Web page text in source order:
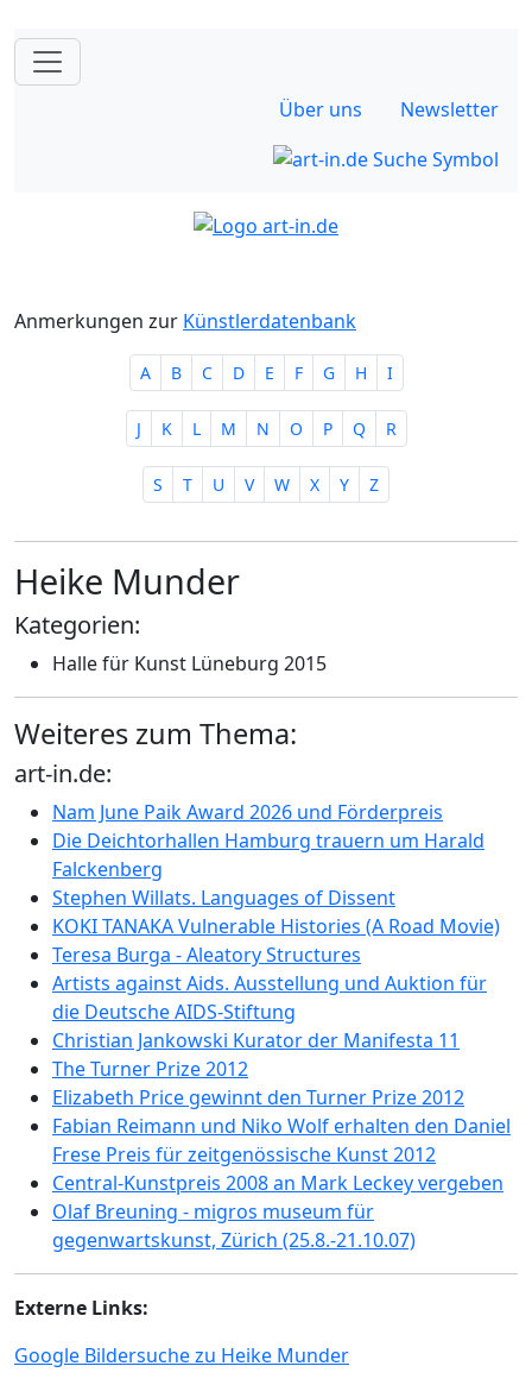
Über uns Newsletter
Anmerkungen zur Künstlerdatenbank
A B C D E F G H I
J K L M N O P Q R
S T U V W X Y Z
Heike Munder
Kategorien:
Halle für Kunst Lüneburg 2015
Weiteres zum Thema:
art-in.de:
Nam June Paik Award 2026 und Förderpreis
Die Deichtorhallen Hamburg trauern um Harald
Falckenberg
Stephen Willats. Languages of Dissent
KOKI TANAKA Vulnerable Histories (A Road Movie)
Teresa Burga - Aleatory Structures
Artists against Aids. Ausstellung und Auktion für
die Deutsche AIDS-Stiftung
Christian Jankowski Kurator der Manifesta 11
The Turner Prize 2012
Elizabeth Price gewinnt den Turner Prize 2012
Fabian Reimann und Niko Wolf erhalten den Daniel
Frese Preis für zeitgenössische Kunst 2012
Central-Kunstpreis 2008 an Mark Leckey vergeben
Olaf Breuning - migros museum für
gegenwartskunst, Zürich (25.8.-21.10.07)
Externe Links:
Google Bildersuche zu Heike Munder